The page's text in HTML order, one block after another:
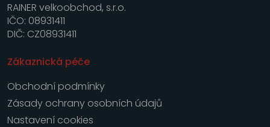
RAINER velkoobchod, s.r.o.
IČO: 08931411
DIČ: CZ08931411
Zákaznická péče
Obchodní podmínky
Zásady ochrany osobních údajů
Nastavení cookies